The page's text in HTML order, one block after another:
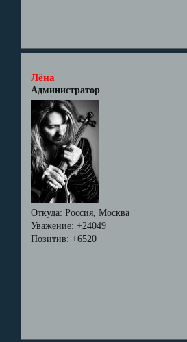
Лёна
Администратор
Откуда: Россия, Москва
Уважение: +24049
Позитив: +6520